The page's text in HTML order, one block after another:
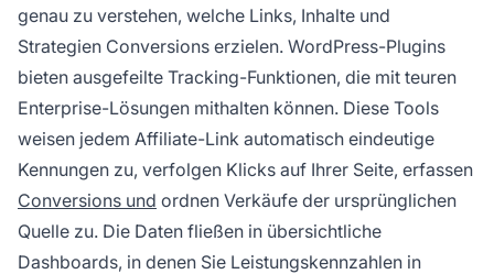
genau zu verstehen, welche Links, Inhalte und
Strategien Conversions erzielen. WordPress-Plugins
bieten ausgefeilte Tracking-Funktionen, die mit teuren
Enterprise-Lösungen mithalten können. Diese Tools
weisen jedem Affiliate-Link automatisch eindeutige
Kennungen zu, verfolgen Klicks auf Ihrer Seite, erfassen
Conversions und ordnen Verkäufe der ursprünglichen
Quelle zu. Die Daten fließen in übersichtliche
Dashboards, in denen Sie Leistungskennzahlen in